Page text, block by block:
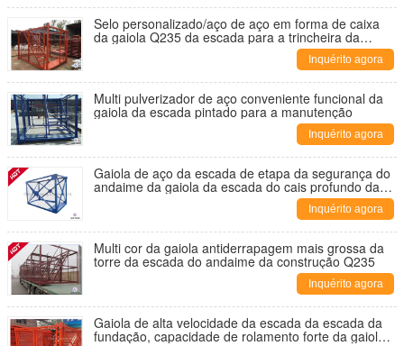
Selo personalizado/aço de aço em forma de caixa
da gaiola Q235 da escada para a trincheira da
Inquérito agora
Multi pulverizador de aço conveniente funcional da
gaiola da escada pintado para a manutenção
Inquérito agora
Gaiola de aço da escada de etapa da segurança do
andaime da gaiola da escada do cais profundo da
Inquérito agora
Multi cor da gaiola antiderrapagem mais grossa da
torre da escada do andaime da construção Q235
Inquérito agora
Gaiola de alta velocidade da escada da escada da
fundação, capacidade de rolamento forte da gaiola